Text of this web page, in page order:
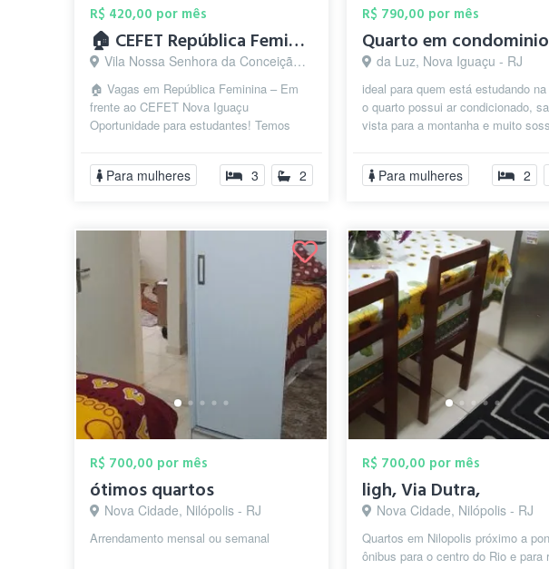
R$ 420,00 por mês
🏠 CEFET República Feminina e masculina
Vila Nossa Senhora da Conceição, Nova Iguaçu - RJ
🏠 Vagas em República Feminina – Em
frente ao CEFET Nova Iguaçu
Oportunidade para estudantes! Temos
exclusiva par...
Para mulheres 3 2
R$ 790,00 por mês
da Luz, Nova Iguaçu - RJ
ideal para quem está estudando na
o quarto possui ar condicionado,
vista para a montanha e muito
Para mulheres 2
R$ 700,00 por mês
ótimos quartos
Nova Cidade, Nilópolis - RJ
Arrendamento mensal ou semanal
R$ 700,00 por mês
ligh, Via Dutra,
Nova Cidade, Nilópolis - RJ
Quartos em Nilopolis próximo a
ônibus para o centro do Rio e para